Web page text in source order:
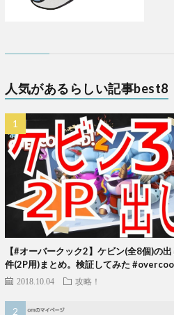
人気があるらしい記事best8
【#オーバークック2】ケビン(全8個)の
件(2P用)まとめ。検証してみた
2018.10.04 攻略！